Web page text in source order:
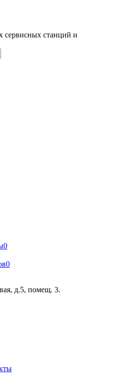
сервисных станций и
0
0
д.5, помещ. 3.